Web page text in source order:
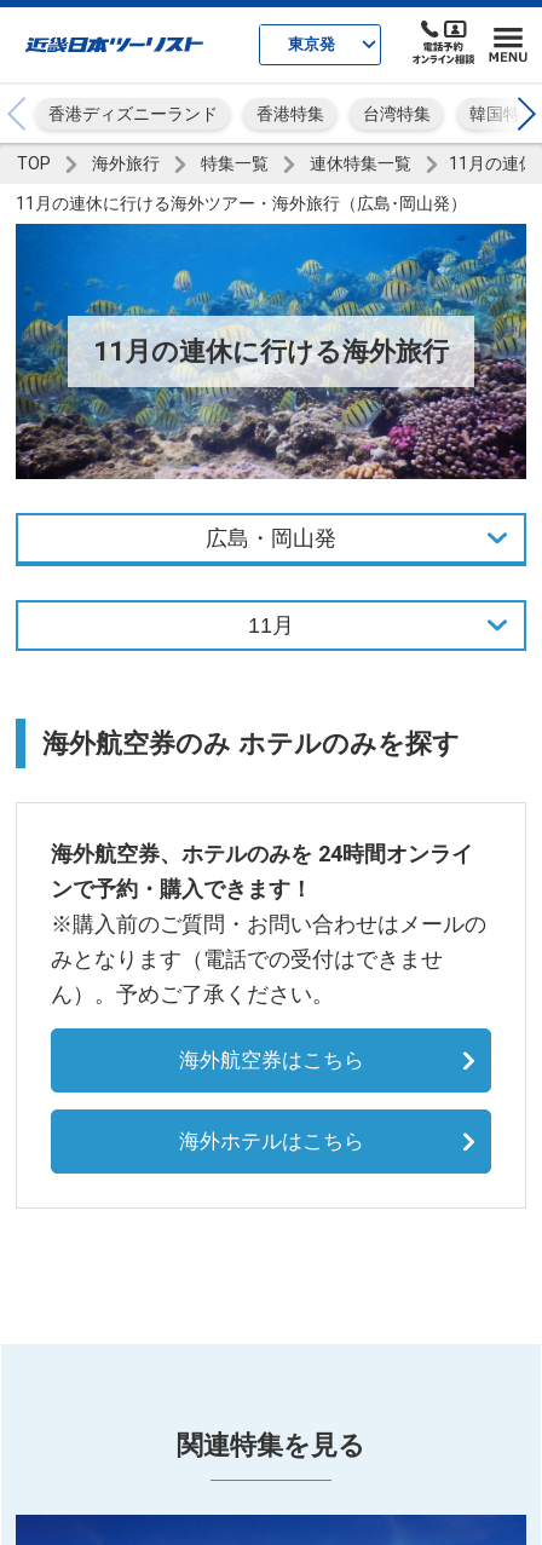
東京発
香港ディズニーランド 香港特集 台湾特集 韓国特集
TOP 海外旅行 特集一覧 連休特集一覧 11月の連休
11月の連休に行ける海外ツアー・海外旅行（広島･岡山発）
11月の連休に行ける海外旅行
広島・岡山発
大阪発
福岡発
11月
4月
7月
8月
9月
海外航空券のみ ホテルのみを探す
海外航空券、ホテルのみを 24時間オンライ
ンで予約・購入できます！
※購入前のご質問・お問い合わせはメールの
みとなります（電話での受付はできませ
ん）。予めご了承ください。
海外航空券はこちら
海外ホテルはこちら
関連特集を見る